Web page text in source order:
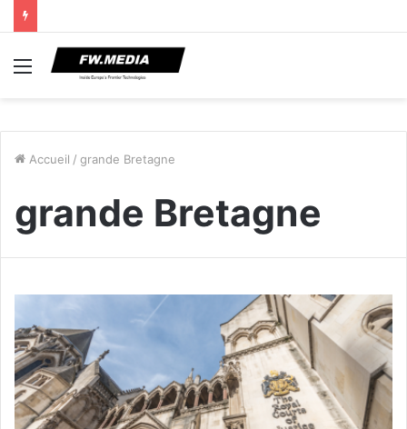
Menu
Accueil / grande Bretagne
grande Bretagne